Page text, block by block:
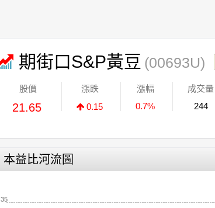
期街口S&P黃豆 (00693U)
股價
21.65
漲跌
0.15
漲幅
0.7%
成交量
244
本益比河流圖
35